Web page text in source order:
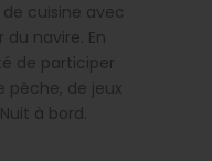
cuisine avec
navire. En
de participer
pêche, de jeux
à bord.